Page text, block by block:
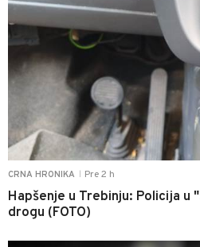
CRNA HRONIKA Pre 2 h
Hapšenje u Trebinju: Policija u
drogu (FOTO)